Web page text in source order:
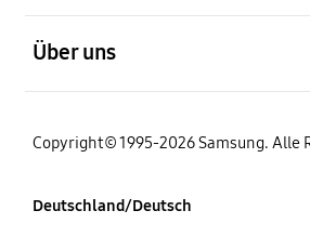
Über uns
Copyright© 1995-2026 Samsung. Alle
Deutschland/Deutsch